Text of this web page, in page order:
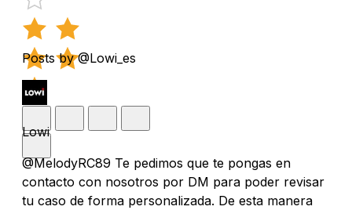
Posts by @Lowi_es
Lowi
@MelodyRC89 Te pedimos que te pongas en
contacto con nosotros por DM para poder revisar
tu caso de forma personalizada. De esta manera